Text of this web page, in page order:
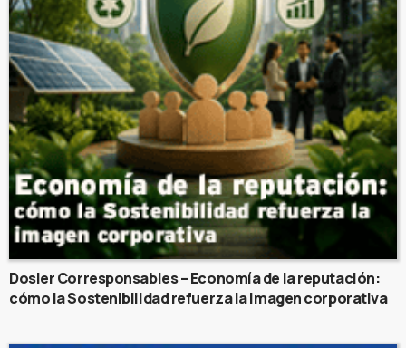
Dosier Corresponsables – Economía de la reputación:
cómo la Sostenibilidad refuerza la imagen corporativa